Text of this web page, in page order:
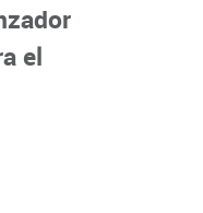
el